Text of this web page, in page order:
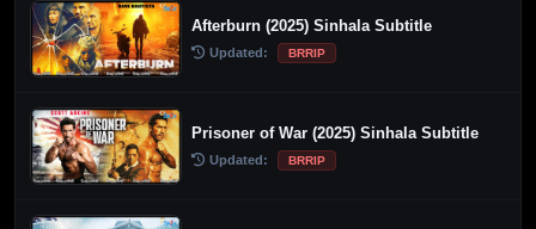
Afterburn (2025) Sinhala Subtitle
Updated: BRRIP
Prisoner of War (2025) Sinhala Subtitle
Updated: BRRIP